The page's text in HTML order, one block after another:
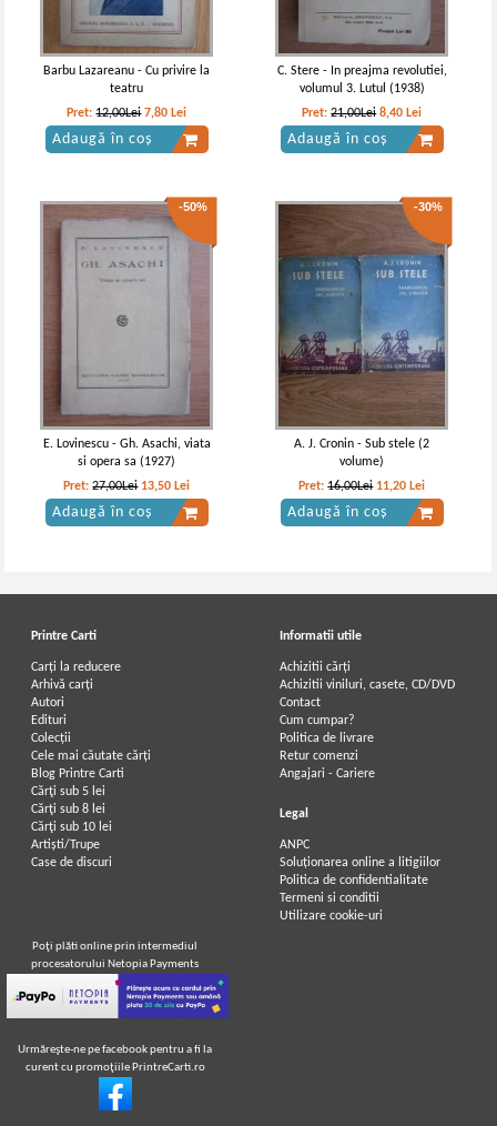
Barbu Lazareanu - Cu privire la
teatru
Pret:12,00Lei 7,80 Lei
Adaugă în coș
C. Stere - In preajma revolutiei,
volumul 3. Lutul (1938)
Pret:21,00Lei 8,40 Lei
Adaugă în coș
-50%
E. Lovinescu - Gh. Asachi, viata
si opera sa (1927)
Pret:27,00Lei 13,50 Lei
Adaugă în coș
-30%
A. J. Cronin - Sub stele (2
volume)
Pret:16,00Lei 11,20 Lei
Adaugă în coș
Printre Carti
Carți la reducere
Arhivă carți
Autori
Edituri
Colecții
Cele mai căutate cărți
Blog Printre Carti
Cărţi sub 5 lei
Cărţi sub 8 lei
Cărţi sub 10 lei
Artiști/Trupe
Case de discuri
Informatii utile
Achizitii cărți
Achizitii viniluri, casete, CD/DVD
Contact
Cum cumpar?
Politica de livrare
Retur comenzi
Angajari - Cariere
Legal
ANPC
Soluționarea online a litigiilor
Politica de confidentialitate
Termeni si conditii
Utilizare cookie-uri
Poţi plăti online prin intermediul
procesatorului Netopia Payments
Urmăreşte-ne pe facebook pentru a fi la
curent cu promoţiile PrintreCarti.ro